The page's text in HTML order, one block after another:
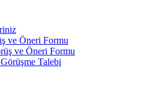
ve Öneri Formu
ve Öneri Formu
Talebi